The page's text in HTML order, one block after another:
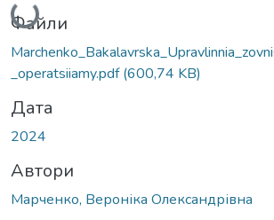
Вантажиться...
Файли
_operatsiiamy.pdf(600,74 KB)
Дата
2024
Автори
Марченко, Вероніка Олександрівна